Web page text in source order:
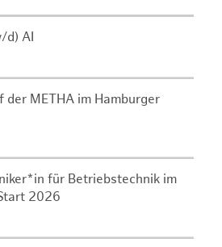
d) AI
METHA im Hamburger
für Betriebstechnik im
2026